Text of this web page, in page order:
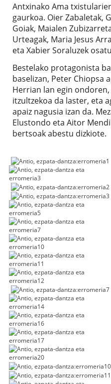
Antxinako Ama
gaurkoa. Oier Zabaletak,
Goiak, Maialen
Urteagak, Maria Jesus
eta Xabier Soraluzek
Bestelako protagonista
baselizan, Peter Chiopsa
Herrian lan egin
itzultzekoa da laster, eta
apaiz nagusia izan da.
Elustondo eta Aitor
bertsoak abestu dizkiote.